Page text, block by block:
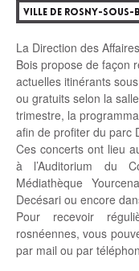
VILLE DE ROSNY-SOUS-
La Direction des
Bois propose de façon
actuelles itinérants
ou gratuits selon la
trimestre, la
afin de profiter du parc
Ces concerts ont lieu
à l’Auditorium du
Médiathèque
Decésari ou encore
Pour recevoir
rosnéennes, vous
par mail ou par